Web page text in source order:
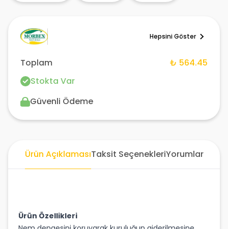
Hepsini Göster
Toplam
₺ 564.45
Stokta Var
Güvenli Ödeme
Ürün AçıklamasıTaksit SeçenekleriYorumlar
Ürün Özellikleri